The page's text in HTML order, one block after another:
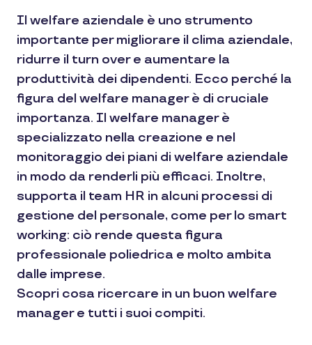
Il welfare aziendale è uno strumento
importante per migliorare il clima aziendale,
ridurre il turn over e aumentare la
produttività dei dipendenti. Ecco perché la
figura del welfare manager è di cruciale
importanza. Il welfare manager è
specializzato nella creazione e nel
monitoraggio dei piani di welfare aziendale
in modo da renderli più efficaci. Inoltre,
supporta il team HR in alcuni processi di
gestione del personale, come per lo smart
working: ciò rende questa figura
professionale poliedrica e molto ambita
dalle imprese.
Scopri cosa ricercare in un buon welfare
manager e tutti i suoi compiti.